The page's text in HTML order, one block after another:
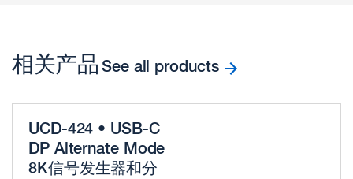
相关产品 See all products
UCD-424 • USB-C
DP Alternate Mode
8K信号发生器和分